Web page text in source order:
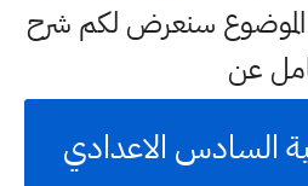
الموضوع سنعرض لكم شرح
عن
السادس الاعدادي